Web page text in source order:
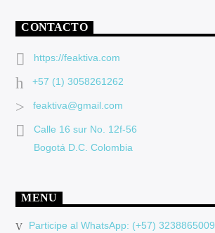
CONTACTO
https://feaktiva.com
+57 (1) 3058261262
feaktiva@gmail.com
Calle 16 sur No. 12f-56
Bogotá D.C. Colombia
MENU
Participe al WhatsApp: (+57) 3238865009